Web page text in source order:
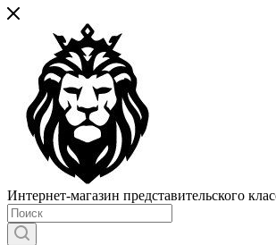
Интернет-магазин представительского